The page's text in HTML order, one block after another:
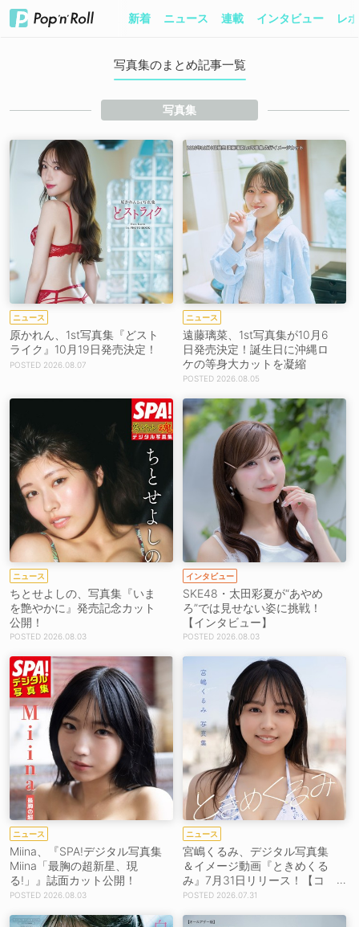
新着 ニュース 連載 インタビュー レ
写真集のまとめ記事一覧
写真集
ニュース
原かれん、1st写真集『どスト
ライク』10月19日発売決定！
2026.08.07
ニュース
遠藤璃菜、1st写真集が10月6
日発売決定！誕生日に沖縄ロ
ケの等身大カットを凝縮
2026.08.05
ニュース
ちとせよしの、写真集『いま
を艶やかに』発売記念カット
公開！
2026.08.03
インタビュー
SKE48・太田彩夏が“あやめ
ろ”では見せない姿に挑戦！
【インタビュー】
2026.08.03
ニュース
Miina、『SPA!デジタル写真集
Miina「最胸の超新星、現
る!」』誌面カット公開！
2026.08.03
ニュース
宮嶋くるみ、デジタル写真集
＆イメージ動画『ときめくる
み』7月31日リリース！【コ
メントあり】
2026.07.31